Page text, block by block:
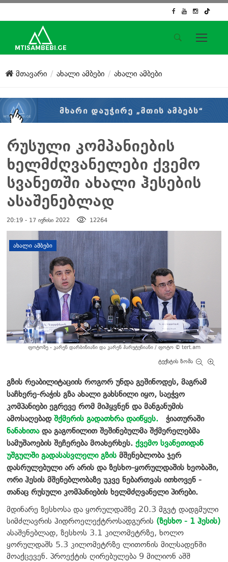
საიტის მენიუ
მთავარი
ქართული საქმე
კონტაქტი
სოციალური ქსელები
მთავარი ახალი ამბები ახალი ამბები
რუსული კომპანიების
ხელმძღვანელები ქვემო
სვანეთში ახალი ჰესების
ასაშენებლად
20:19 - 17 ივნისი 2022 12264
დატოვე კომენტარი
ᲐᲮᲐᲚᲘ ᲐᲛᲑᲔᲑᲘ
ფოტოზე - კარენ დარბინიანი და კარენ ჰარუტუნიანი / ფოტო © tert.am
ტექსტის ზომა
გზის რეაბილიტაციის როგორ უნდა გეშინოდეს, მაგრამ
საჩხერე-რაჭის გზა ახალი გახსნილი იყო, საეჭვო
კომპანიები ეგრევე რომ მიჰყვნენ და მანგანუმის
ამოსაღებად შქმერის გადათხრა დაიწყეს. ჭიათურაში
ნანახითადა გაგონილით შეშინებულმა შქმერელებმა
სამუშაოების შეჩერება მოახერხეს. ქვემო სვანეთიდან
უშგულში გადასასვლელი გზის მშენებლობა ჯერ
დასრულებული არ არის და ზესხო-ყორულდაშის ხეობაში,
ორი ჰესის მშენებლობაზე უკვე ნებართვას ითხოვენ -
თანაც რუსული კომპანიების ხელმძღვანელი პირები.
მდინარე ზესხოსა და ყორულდაშზე 20.3 მგვტ დადგმული
სიმძლავრის ჰიდროელექტროსადგურის (ზესხო - 1 ჰესის)
ასაშენებლად, ზესხოს 3.1 კილომეტრზე, ხოლო
ყორულდაშს 5.3 კილომეტრზე ლითონის მილსადენში
მოაქცევენ. პროექტის ღირებულება 9 მილიონ აშშ